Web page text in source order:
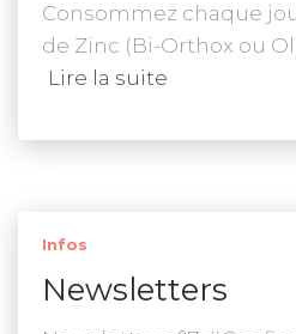
Consommez chaque
de Zinc (Bi-Orthox ou
Lire la suite
Infos
Newsletters